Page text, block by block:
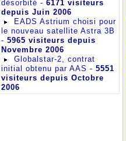
désorbité - 6171 visiteurs
depuis Juin 2006
EADS Astrium choisi pour
le nouveau satellite Astra 3B
- 5965 visiteurs depuis
Novembre 2006
Globalstar-2, contrat
initial obtenu par AAS - 5551
visiteurs depuis Octobre
2006